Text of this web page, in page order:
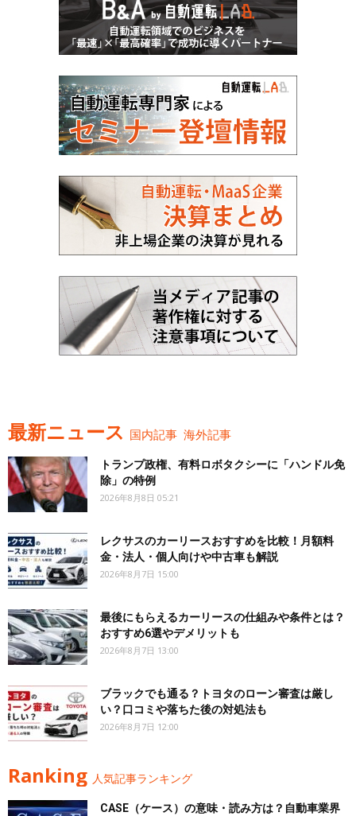
最新ニュース 国内記事 海外記事
トランプ政権、有料ロボタクシーに「ハンドル免
除」の特例
2026年8月8日 05:21
レクサスのカーリースおすすめを比較！月額料
金・法人・個人向けや中古車も解説
2026年8月7日 15:00
最後にもらえるカーリースの仕組みや条件とは？
おすすめ6選やデメリットも
2026年8月7日 13:00
ブラックでも通る？トヨタのローン審査は厳し
い？口コミや落ちた後の対処法も
2026年8月7日 12:00
Ranking 人気記事ランキング
CASE（ケース）の意味・読み方は？自動車業界